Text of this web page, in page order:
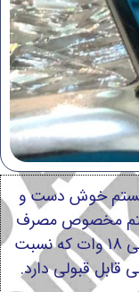
خوش دست و
مخصوص مصرف
سالت نیکوتین دارای قدرت و توان خروجی 18 وات که نسبت
قبولی دارد.